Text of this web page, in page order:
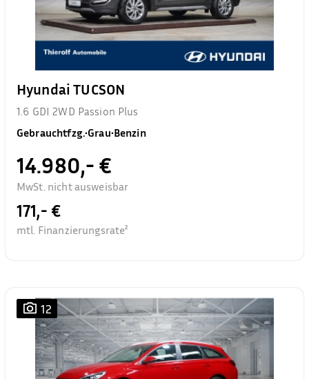
Hyundai TUCSON
1.6 GDI 2WD Passion Plus
Gebrauchtfzg.•Grau•Benzin
14.980,- €
MwSt. nicht ausweisbar
171,- €
mtl. Finanzierungsrate²
12